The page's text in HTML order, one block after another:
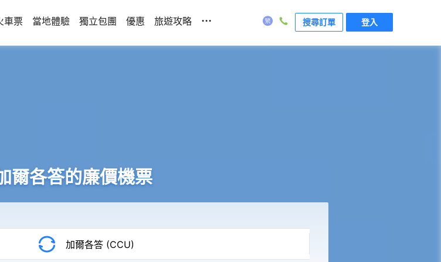
車票 當地體驗 獨立包團 優惠 旅遊攻略 ... 搜尋訂單 登入
爾各答的廉價機票